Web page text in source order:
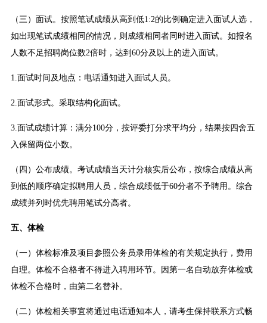
（三）面试。按照笔试成绩从高到低1:2的比例确定进入面试人选，
如出现笔试成绩相同的情况，则成绩相同者同时进入面试。如报名
人数不足招聘岗位数2倍时，达到60分及以上的进入面试。
1.面试时间及地点：电话通知进入面试人员。
2.面试形式。采取结构化面试。
3.面试成绩计算：满分100分，按评委打分求平均分，结果按四舍五
入保留两位小数。
（四）公布成绩。考试成绩当天计分核实后公布，按综合成绩从高
到低的顺序确定拟聘用人员，综合成绩低于60分者不予聘用。综合
成绩并列时优先聘用笔试分高者。
五、体检
（一）体检标准及项目参照公务员录用体检的有关规定执行，费用
自理。体检不合格者不得进入聘用环节。因第一名自动放弃体检或
体检不合格时，由第二名替补。
（二）体检相关事宜将通过电话通知本人，请考生保持联系方式畅